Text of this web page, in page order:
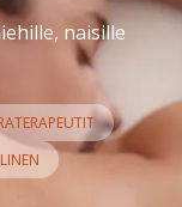
naisille